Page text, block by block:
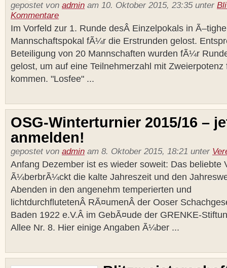
gepostet von admin am 10. Oktober 2015, 23:35 unter
Kommentare
Im Vorfeld zur 1. Runde desÂ Einzelpokals in
Mannschaftspokal fÃ¼r die Erstrunden gelost.
Beteiligung von 20 Mannschaften wurden fÃ¼r
gelost, um auf eine Teilnehmerzahl mit
kommen. "Losfee" ...
OSG-Winterturnier 2015/16 –
anmelden!
gepostet von admin am 8. Oktober 2015, 18:21 unter
Anfang Dezember ist es wieder soweit: Das beliebte
Ã¼berbrÃ¼ckt die kalte Jahreszeit und den
Abenden in den angenehm temperierten und
lichtdurchflutetenÂ RÃ¤umenÂ der Ooser
Baden 1922 e.V.Â im GebÃ¤ude der GRENKE-
Allee Nr. 8. Hier einige Angaben Ã¼ber ...